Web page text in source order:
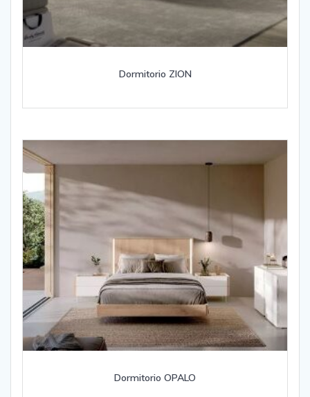
Dormitorio ZION
Dormitorio OPALO